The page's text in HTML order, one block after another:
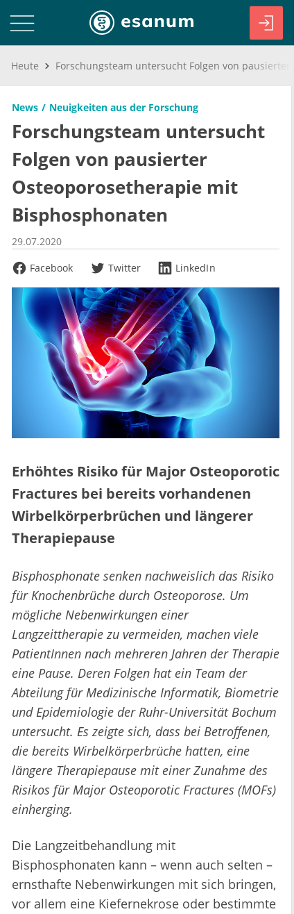
Heute
News Neuigkeiten aus der Forschung
Forschungsteam untersucht
Folgen von pausierter
Osteoporosetherapie mit
Bisphosphonaten
29.07.2020
Facebook
Twitter LinkedIn
Erhöhtes Risiko für Major Osteoporotic
Fractures bei bereits vorhandenen
Wirbelkörperbrüchen und längerer
Therapiepause
Bisphosphonate senken nachweislich das Risiko
für Knochenbrüche durch Osteoporose. Um
mögliche Nebenwirkungen einer
Langzeittherapie zu vermeiden, machen viele
PatientInnen nach mehreren Jahren der Therapie
eine Pause. Deren Folgen hat ein Team der
Abteilung für Medizinische Informatik, Biometrie
und Epidemiologie der Ruhr-Universität Bochum
untersucht. Es zeigte sich, dass bei Betroffenen,
die bereits Wirbelkörperbrüche hatten, eine
längere Therapiepause mit einer Zunahme des
Risikos für Major Osteoporotic Fractures (MOFs)
einherging.
Die Langzeitbehandlung mit
Bisphosphonaten kann – wenn auch selten –
ernsthafte Nebenwirkungen mit sich bringen,
vor allem eine Kiefernekrose oder bestimmte